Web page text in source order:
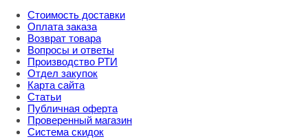
Стоимость доставки
Оплата заказа
Возврат товара
Вопросы и ответы
Производство РТИ
Отдел закупок
Карта сайта
Статьи
Публичная оферта
Проверенный магазин
Система скидок